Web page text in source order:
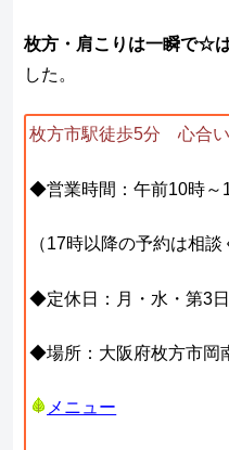
枚方・肩こりは一瞬で☆
した。
枚方市駅徒歩5分 心合
◆営業時間：午前10時～
（17時以降の予約は相
◆定休日：月・水・第3日
◆場所：大阪府枚方市岡
メニュー